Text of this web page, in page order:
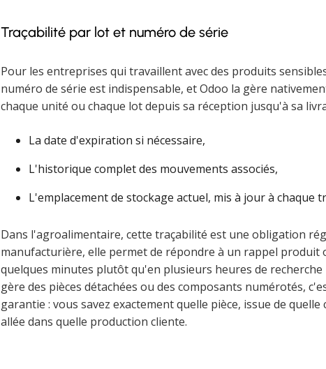
Traçabilité par lot et numéro de série
Pour les entreprises qui travaillent avec des produits
numéro de série est indispensable, et Odoo la gère
chaque unité ou chaque lot depuis sa réception jusqu'à sa
La date d'expiration si nécessaire,
L'historique complet des mouvements associés,
L'emplacement de stockage actuel, mis à jour à chaque
Dans l'agroalimentaire, cette traçabilité est une obligation
manufacturière, elle permet de répondre à un rappel produit
quelques minutes plutôt qu'en plusieurs heures de recherche
gère des pièces détachées ou des composants numérotés,
garantie : vous savez exactement quelle pièce, issue de
allée dans quelle production cliente.